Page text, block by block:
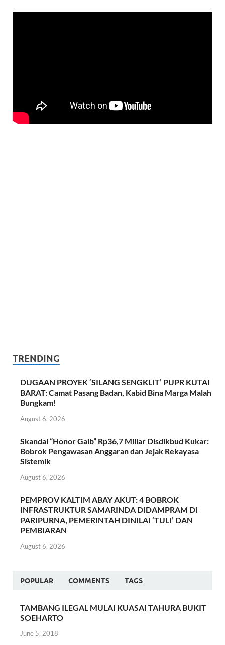
TRENDING
DUGAAN PROYEK ‘SILANG SENGKLIT’ PUPR KUTAI
BARAT: Camat Pasang Badan, Kabid Bina Marga Malah
Bungkam!
August 6, 2026
Skandal “Honor Gaib” Rp36,7 Miliar Disdikbud Kukar:
Bobrok Pengawasan Anggaran dan Jejak Rekayasa
Sistemik
August 6, 2026
PEMPROV KALTIM ABAY AKUT: 4 BOBROK
INFRASTRUKTUR SAMARINDA DIDAMPRAM DI
PARIPURNA, PEMERINTAH DINILAI ‘TULI’ DAN
PEMBIARAN
August 6, 2026
POPULAR COMMENTS TAGS
TAMBANG ILEGAL MULAI KUASAI TAHURA BUKIT
SOEHARTO
June 5, 2018